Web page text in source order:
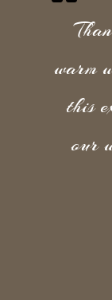
warm
this
our